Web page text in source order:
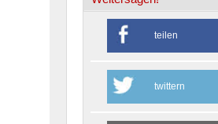
teilen
twittern